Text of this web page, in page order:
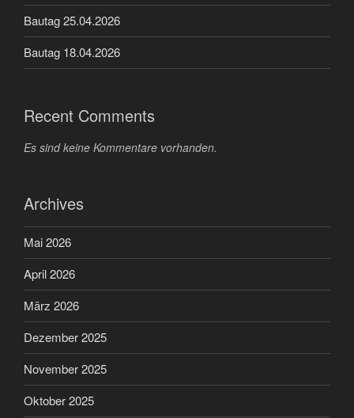
Bautag 25.04.2026
Bautag 18.04.2026
Recent Comments
Es sind keine Kommentare vorhanden.
Archives
Mai 2026
April 2026
März 2026
Dezember 2025
November 2025
Oktober 2025